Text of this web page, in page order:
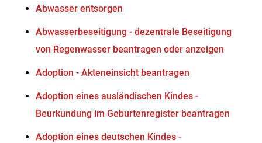
Abwasser entsorgen
Abwasserbeseitigung - dezentrale Beseitigung
von Regenwasser beantragen oder anzeigen
Adoption - Akteneinsicht beantragen
Adoption eines ausländischen Kindes -
Beurkundung im Geburtenregister beantragen
Adoption eines deutschen Kindes -